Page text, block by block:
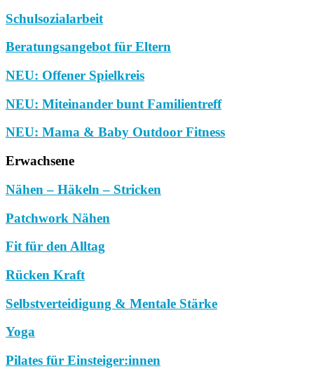
Schulsozialarbeit
Beratungsangebot für Eltern
NEU: Offener Spielkreis
NEU: Miteinander bunt Familientreff
NEU: Mama & Baby Outdoor Fitness
Erwachsene
Nähen – Häkeln – Stricken
Patchwork Nähen
Fit für den Alltag
Rücken Kraft
Selbstverteidigung & Mentale Stärke
Yoga
Pilates für Einsteiger:innen